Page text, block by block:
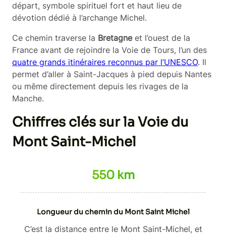
départ, symbole spirituel fort et haut lieu de
dévotion dédié à l’archange Michel.
Ce chemin traverse la Bretagneet l’ouest de la
France avant de rejoindre la Voie de Tours, l’un des
quatre grands itinéraires reconnus par l’UNESCO. Il
permet d’aller à Saint-Jacques à pied depuis Nantes
ou même directement depuis les rivages de la
Manche.
Chiffres clés sur la Voie du
Mont Saint-Michel
550 km
Longueur du chemin du Mont Saint Michel
C’est la distance entre le Mont Saint-Michel, et